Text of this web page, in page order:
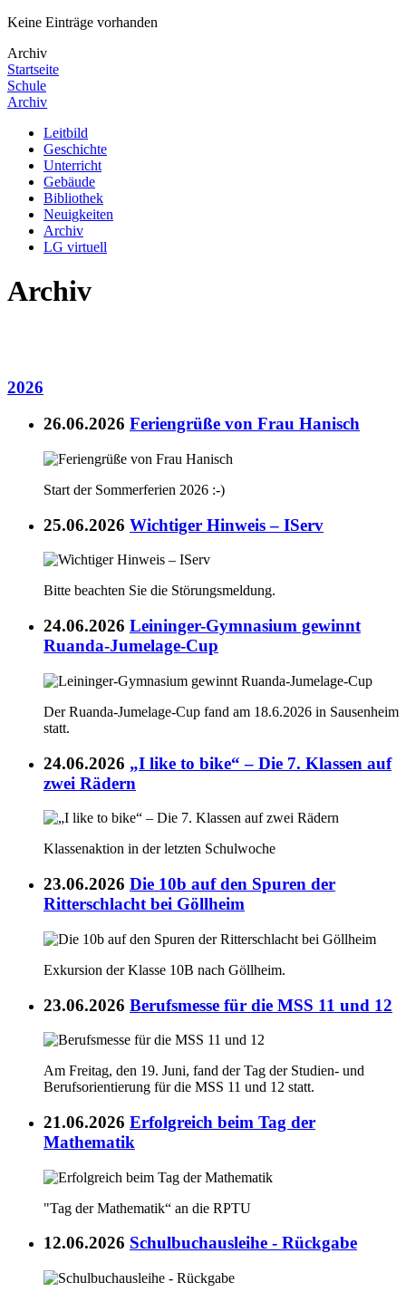
Keine Einträge vorhanden
Archiv
Startseite
Schule
Archiv
Leitbild
Geschichte
Unterricht
Gebäude
Bibliothek
Neuigkeiten
Archiv
LG virtuell
Archiv
2026
26.06.2026 Feriengrüße von Frau Hanisch
Start der Sommerferien 2026 :-)
25.06.2026 Wichtiger Hinweis – IServ
Bitte beachten Sie die Störungsmeldung.
24.06.2026 Leininger-Gymnasium gewinnt
Ruanda-Jumelage-Cup
Der Ruanda-Jumelage-Cup fand am 18.6.2026 in Sausenheim
statt.
24.06.2026 „I like to bike“ – Die 7. Klassen auf
zwei Rädern
Klassenaktion in der letzten Schulwoche
23.06.2026 Die 10b auf den Spuren der
Ritterschlacht bei Göllheim
Exkursion der Klasse 10B nach Göllheim.
23.06.2026 Berufsmesse für die MSS 11 und 12
Am Freitag, den 19. Juni, fand der Tag der Studien- und
Berufsorientierung für die MSS 11 und 12 statt.
21.06.2026 Erfolgreich beim Tag der
Mathematik
"Tag der Mathematik“ an die RPTU
12.06.2026 Schulbuchausleihe - Rückgabe